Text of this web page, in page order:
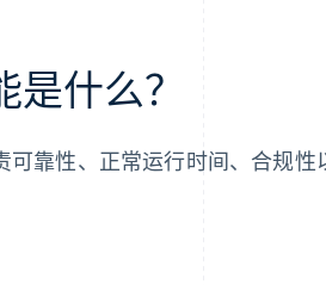
什么？
靠性、正常运行时间、合规性